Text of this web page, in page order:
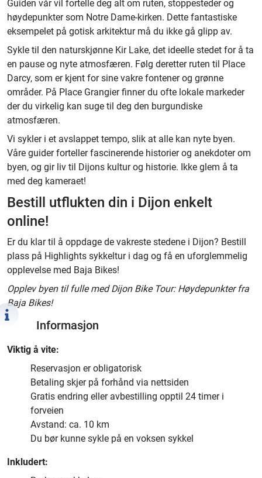
Guiden vår vil fortelle deg alt om ruten, stoppesteder og
høydepunkter som Notre Dame-kirken. Dette fantastiske
eksempelet på gotisk arkitektur må du ikke gå glipp av.
Sykle til den naturskjønne Kir Lake, det ideelle stedet for å ta
en pause og nyte atmosfæren. Følg deretter ruten til Place
Darcy, som er kjent for sine vakre fontener og grønne
områder. På Place Grangier finner du ofte lokale markeder
der du virkelig kan suge til deg den burgundiske
atmosfæren.
Vi sykler i et avslappet tempo, slik at alle kan nyte byen.
Våre guider forteller fascinerende historier og anekdoter om
byen, og gir liv til Dijons kultur og historie. Ikke glem å ta
med deg kameraet!
Bestill utflukten din i Dijon enkelt
online!
Er du klar til å oppdage de vakreste stedene i Dijon? Bestill
plass på Highlights sykkeltur i dag og få en uforglemmelig
opplevelse med Baja Bikes!
Opplev byen til fulle med Dijon Bike Tour: Høydepunkter fra
Baja Bikes!
Informasjon
Viktig å vite:
Reservasjon er obligatorisk
Betaling skjer på forhånd via nettsiden
Gratis endring eller avbestilling opptil 24 timer i
forveien
Avstand: ca. 10 km
Du bør kunne sykle på en voksen sykkel
Inkludert: